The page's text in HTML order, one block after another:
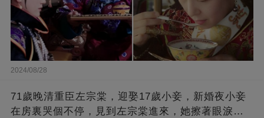
2024/08/28
71歲晚清重臣左宗棠，迎娶17歲小妾，新婚夜小妾
在房裏哭個不停，見到左宗棠進來，她擦著眼淚